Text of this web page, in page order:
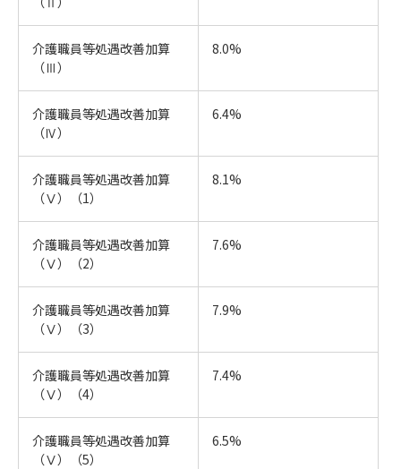
介護職員等処遇改善加算
（Ⅲ）
8.0%
介護職員等処遇改善加算
（Ⅳ）
6.4%
介護職員等処遇改善加算
（Ⅴ）（1）
8.1%
介護職員等処遇改善加算
（Ⅴ）（2）
7.6%
介護職員等処遇改善加算
（Ⅴ）（3）
7.9%
介護職員等処遇改善加算
（Ⅴ）（4）
7.4%
介護職員等処遇改善加算
（Ⅴ）（5）
6.5%